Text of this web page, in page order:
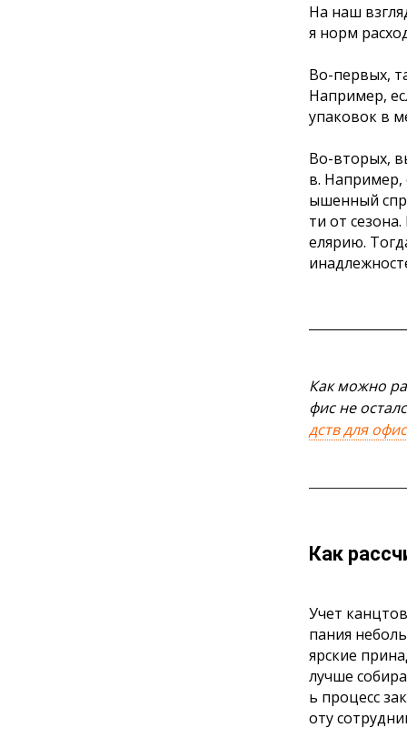
На наш
я норм
Во-первых,
Например,
упаковок в
Во-вторых,
в. Например,
ышенный
ти от
елярию.
Как можно
фис не
дств для
Как
Учет
пания
ярские
лучше
ь процесс
оту